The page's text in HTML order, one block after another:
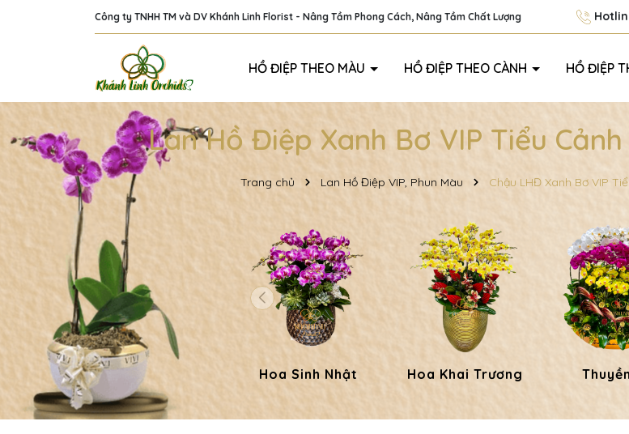
Công ty TNHH TM và DV Khánh Linh Florist - Nâng Tầm Phong Cách, Nâng Tầm Chất Lượng
HỒ ĐIỆP THEO MÀU HỒ ĐIỆP THEO CÀNH HỒ ĐIỆP
Lan Hồ Điệp Xanh Bơ VIP Tiểu
Trang chủ Lan Hồ Điệp VIP, Phun Màu Chậu LHĐ Xanh Bơ VIP
Hoa Sinh Nhật Hoa Khai Trương